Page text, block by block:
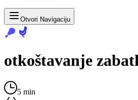
Otvori Navigaciju
otkoštavanje
5 min